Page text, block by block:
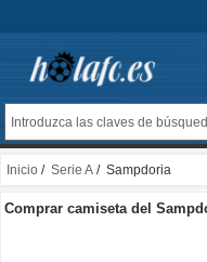
Inicio / Serie A / Sampdoria
Comprar camiseta del